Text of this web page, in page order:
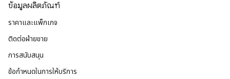
ข้อมูลผลิตภัณฑ์
ราคาและแพ็กเกจ
ติดต่อฝ่ายขาย
การสนับสนุน
ข้อกำหนดในการให้บริการ